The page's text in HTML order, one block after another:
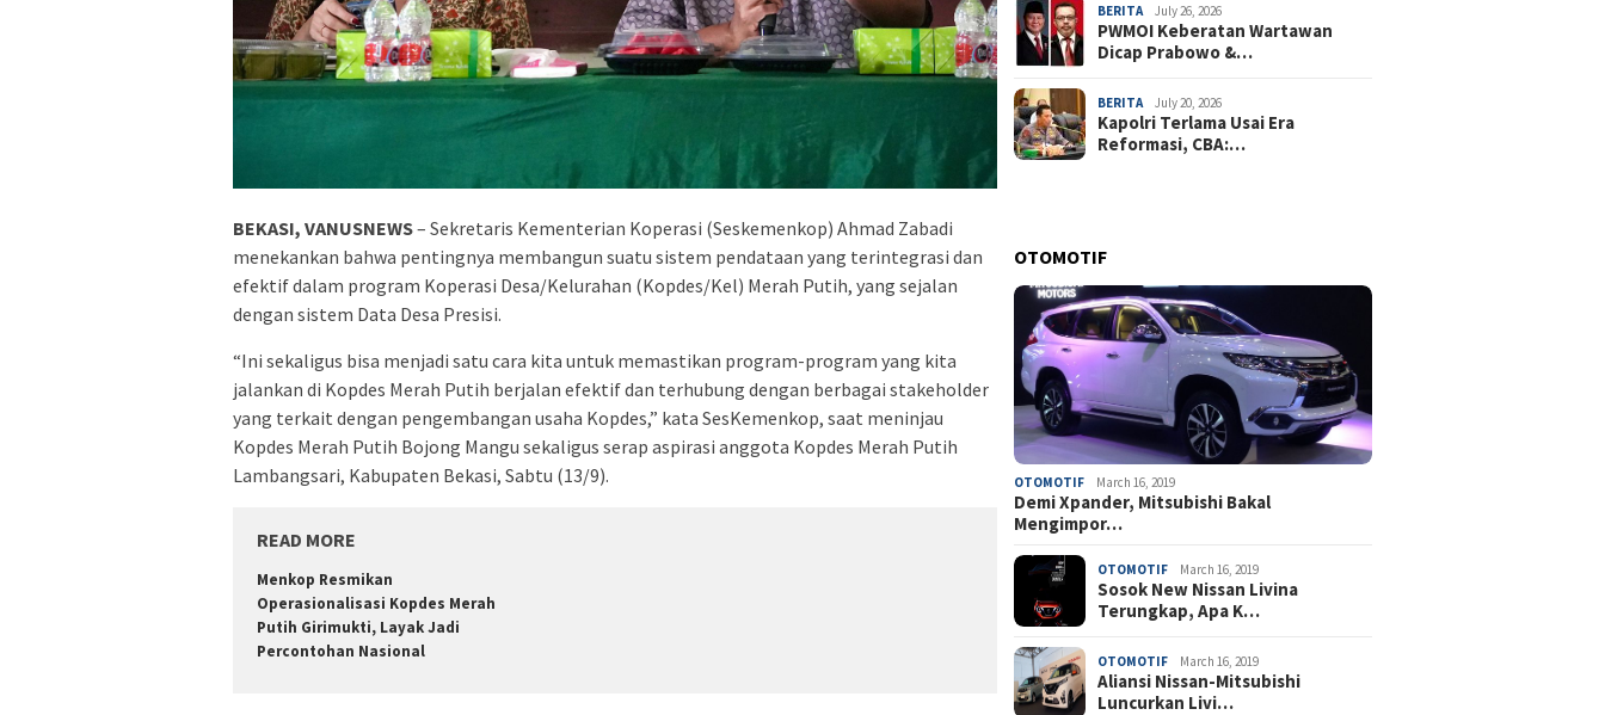
BEKASI, VANUSNEWS– Sekretaris Kementerian Koperasi (Seskemenkop) Ahmad Zabadi
menekankan bahwa pentingnya membangun suatu sistem pendataan yang terintegrasi dan
efektif dalam program Koperasi Desa/Kelurahan (Kopdes/Kel) Merah Putih, yang sejalan
dengan sistem Data Desa Presisi.
“Ini sekaligus bisa menjadi satu cara kita untuk memastikan program-program yang kita
jalankan di Kopdes Merah Putih berjalan efektif dan terhubung dengan berbagai stakeholder
yang terkait dengan pengembangan usaha Kopdes,” kata SesKemenkop, saat meninjau
Kopdes Merah Putih Bojong Mangu sekaligus serap aspirasi anggota Kopdes Merah Putih
Lambangsari, Kabupaten Bekasi, Sabtu (13/9).
READ MORE
Menkop Resmikan
Operasionalisasi Kopdes Merah
Putih Girimukti, Layak Jadi
Percontohan Nasional
BERITA July 26, 2026
PWMOI Keberatan Wartawan
Dicap Prabowo &…
BERITA July 20, 2026
Kapolri Terlama Usai Era
Reformasi, CBA:…
OTOMOTIF
OTOMOTIF March 16, 2019
Demi Xpander, Mitsubishi Bakal
Mengimpor…
OTOMOTIF March 16, 2019
Sosok New Nissan Livina
Terungkap, Apa K…
OTOMOTIF March 16, 2019
Aliansi Nissan-Mitsubishi
Luncurkan Livi…